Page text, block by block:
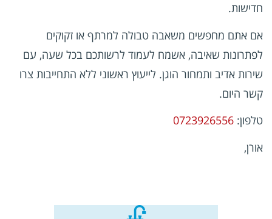
חדישות.
אם אתם מחפשים משאבה טבולה למרתף או זקוקים
לפתרונות שאיבה, אשמח לעמוד לרשותכם בכל שעה, עם
שירות אדיב ותמחור הוגן. לייעוץ ראשוני ללא התחייבות צרו
קשר היום.
טלפון: 0723926556
אורן,